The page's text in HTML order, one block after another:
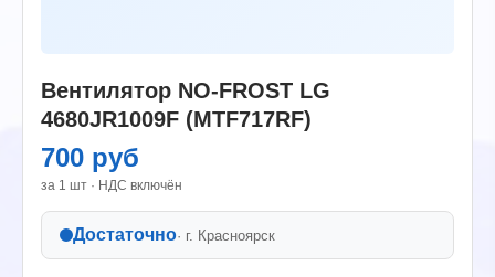
Вентилятор NO-FROST LG
4680JR1009F (MTF717RF)
700 руб
за 1 шт · НДС включён
Достаточно· г. Красноярск